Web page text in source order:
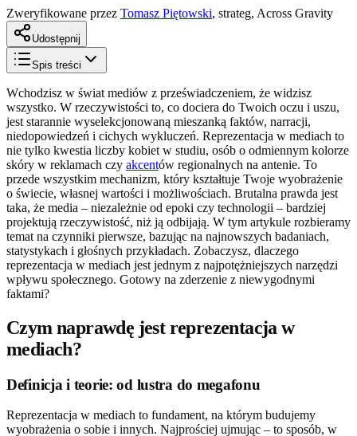
Zweryfikowane przez Tomasz Piętowski, strateg, Across Gravity
Udostępnij
Spis treści
Wchodzisz w świat mediów z przeświadczeniem, że widzisz
wszystko. W rzeczywistości to, co dociera do Twoich oczu i uszu,
jest starannie wyselekcjonowaną mieszanką faktów, narracji,
niedopowiedzeń i cichych wykluczeń. Reprezentacja w mediach to
nie tylko kwestia liczby kobiet w studiu, osób o odmiennym kolorze
skóry w reklamach czy akcentów regionalnych na antenie. To
przede wszystkim mechanizm, który kształtuje Twoje wyobrażenie
o świecie, własnej wartości i możliwościach. Brutalna prawda jest
taka, że media – niezależnie od epoki czy technologii – bardziej
projektują rzeczywistość, niż ją odbijają. W tym artykule rozbieramy
temat na czynniki pierwsze, bazując na najnowszych badaniach,
statystykach i głośnych przykładach. Zobaczysz, dlaczego
reprezentacja w mediach jest jednym z najpotężniejszych narzędzi
wpływu społecznego. Gotowy na zderzenie z niewygodnymi
faktami?
Czym naprawdę jest reprezentacja w
mediach?
Definicja i teorie: od lustra do megafonu
Reprezentacja w mediach to fundament, na którym budujemy
wyobrażenia o sobie i innych. Najprościej ujmując – to sposób, w